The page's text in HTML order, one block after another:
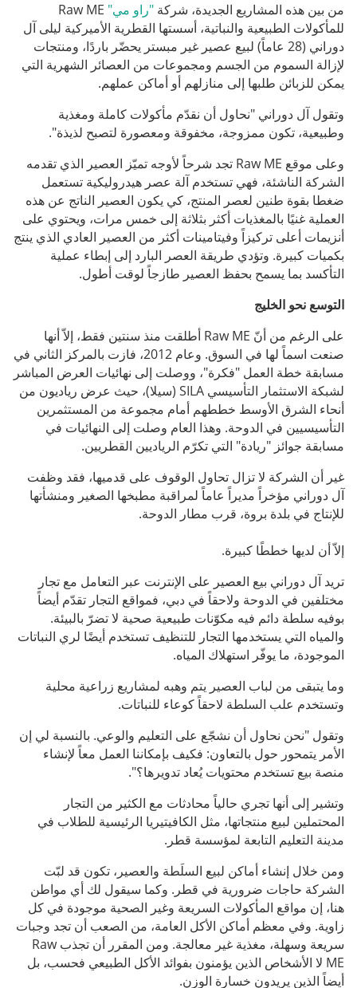
من بين هذه المشاريع الجديدة، شركة "راو مي" Raw ME
للمأكولات الطبيعية والنباتية، أسستها القطرية الأميركية ليلى آل
دوراني (28 عاماً) لبيع عصير غير مبستر يحضّر باردًا، ومنتجات
لإزالة السموم من الجسم ومجموعات من العصائر الشهرية التي
يمكن للزبائن طلبها إلى منازلهم أو أماكن عملهم.
وتقول آل دوراني "نحاول أن نقدّم مأكولات كاملة ومغذية
وطبيعية، تكون ممزوجة، مخفوقة ومعصورة لتصبح لذيذة".
وعلى موقع Raw ME تجد شرحاً لأوجه تميّز العصير الذي تقدمه
الشركة الناشئة، فهي تستخدم آلة عصر هيدروليكية تستعمل
ضغطا بقوة طنين لعصر المنتج، كي يكون العصير الناتج عن هذه
العملية غنيًا بالمغذيات أكثر بثلاثة إلى خمس مرات، ويحتوي على
أنزيمات أعلى تركيزاً وفيتامينات أكثر من العصير العادي الذي ينتج
بكميات كبيرة. وتؤدي طريقة العصر البارد إلى إبطاء عملية
التأكسد بما يسمح بحفظ العصير طازجاً لوقت أطول.
التوسع نحو الخليج
على الرغم من أنّ Raw ME أطلقت منذ سنتين فقط، إلاّ أنها
صنعت اسماً لها في السوق. وعام 2012، فازت بالمركز الثاني في
مسابقة خطة العمل "فكرة"، ووصلت إلى نهائيات العرض المباشر
لشبكة الاستثمار التأسيسي SILA (سيلا)، حيث عرض رياديون من
أنحاء الشرق الأوسط خططهم أمام مجموعة من المستثمرين
التأسيسيين في الدوحة. وهذا العام وصلت إلى النهائيات في
مسابقة جوائز "ريادة" التي تكرّم الرياديين القطريين.
غير أن الشركة لا تزال تحاول الوقوف على قدميها، فقد وظفت
آل دوراني مؤخراً مديراً عاماً لمراقبة مطبخها الصغير ومنشأتها
للإنتاج في بلدة بروة، قرب مطار الدوحة.
إلاّ أن لديها خططًا كبيرة.
تريد آل دوراني بيع العصير على الإنترنت عبر التعامل مع تجار
مختلفين في الدوحة ولاحقاً في دبي، فمواقع التجار تقدّم أيضاً
بوفيه سلطة دائم فيه مكوّنات طبيعية صحية لا تضرّ بالبيئة.
والمياه التي يستخدمها التجار للتنظيف تستخدم أيضًا لري النباتات
الموجودة، ما يوفّر استهلاك المياه.
وما يتبقى من لباب العصير يتم وهبه لمشاريع زراعية محلية
وتستخدم علب السلطة لاحقاً كوعاء للنباتات.
وتقول "نحن نحاول أن نشجّع على التعليم والوعي. بالنسبة لي إن
الأمر يتمحور حول بالتعاون: فكيف بإمكاننا العمل معاً لإنشاء
منصة بيع تستخدم محتويات يُعاد تدويرها؟".
وتشير إلى أنها تجري حالياً محادثات مع الكثير من التجار
المحتملين لبيع منتجاتها، مثل الكافيتيريا الرئيسية للطلاب في
مدينة التعليم التابعة لمؤسسة قطر.
ومن خلال إنشاء أماكن لبيع السلَطة والعصير، تكون قد لبّت
الشركة حاجات ضرورية في قطر. وكما سيقول لك أي مواطن
هنا، إن مواقع المأكولات السريعة وغير الصحية موجودة في كل
زاوية. وفي معظم أماكن الأكل العامة، من الصعب أن تجد وجبات
سريعة وسهلة، مغذية غير معالجة. ومن المقرر أن تجذب Raw
ME لا الأشخاص الذين يؤمنون بفوائد الأكل الطبيعي فحسب، بل
أيضاً الذين يريدون خسارة الوزن.